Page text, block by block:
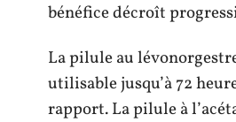
bénéfice décroît
La pilule au
utilisable jusqu’à 72
rapport. La pilule à